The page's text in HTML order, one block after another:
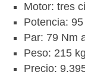
Motor: tres
Potencia:
Par: 79 Nm
Peso: 215
Precio: